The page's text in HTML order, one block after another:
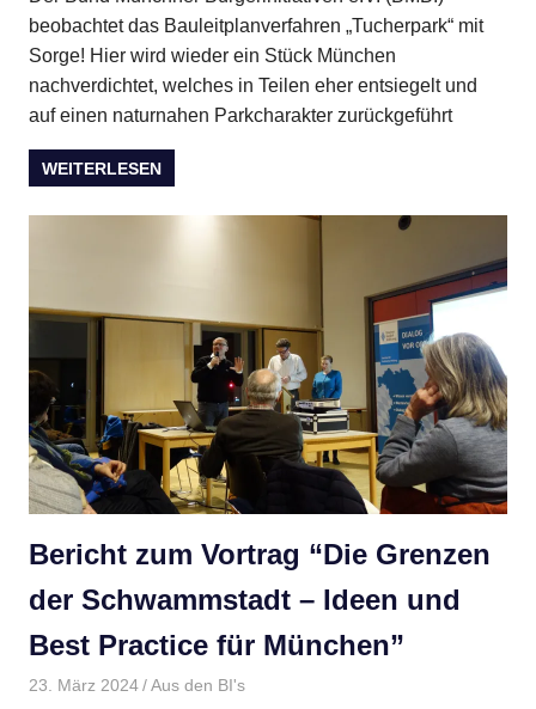
beobachtet das Bauleitplanverfahren „Tucherpark“ mit
Sorge! Hier wird wieder ein Stück München
nachverdichtet, welches in Teilen eher entsiegelt und
auf einen naturnahen Parkcharakter zurückgeführt
WEITERLESEN
Bericht zum Vortrag “Die Grenzen
der Schwammstadt – Ideen und
Best Practice für München”
23. März 2024 BMBI
Aus den BI's